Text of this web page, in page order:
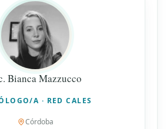
Bianca Mazzucco
A · RED CALES
Córdoba